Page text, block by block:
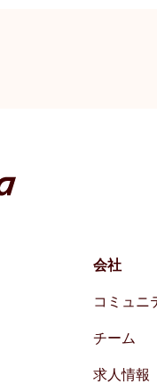
会社
コミュニ
チーム
求人情報